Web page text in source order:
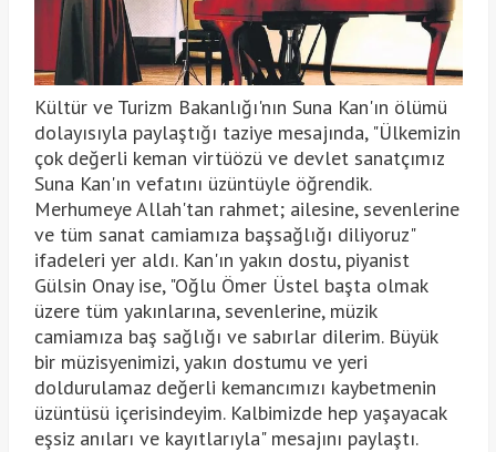
Kültür ve Turizm Bakanlığı'nın Suna Kan'ın ölümü
dolayısıyla paylaştığı taziye mesajında, "Ülkemizin
çok değerli keman virtüözü ve devlet sanatçımız
Suna Kan'ın vefatını üzüntüyle öğrendik.
Merhumeye Allah'tan rahmet; ailesine, sevenlerine
ve tüm sanat camiamıza başsağlığı diliyoruz"
ifadeleri yer aldı. Kan'ın yakın dostu, piyanist
Gülsin Onay ise, "Oğlu Ömer Üstel başta olmak
üzere tüm yakınlarına, sevenlerine, müzik
camiamıza baş sağlığı ve sabırlar dilerim. Büyük
bir müzisyenimizi, yakın dostumu ve yeri
doldurulamaz değerli kemancımızı kaybetmenin
üzüntüsü içerisindeyim. Kalbimizde hep yaşayacak
eşsiz anıları ve kayıtlarıyla" mesajını paylaştı.